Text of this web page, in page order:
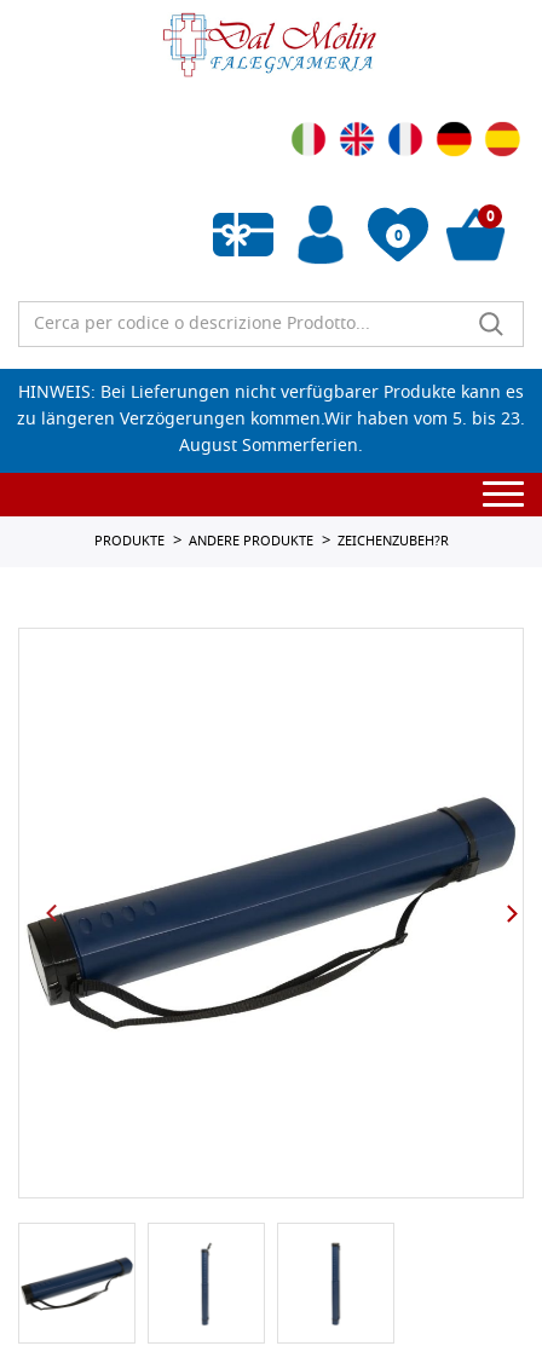
0
Wunschliste leeren
0
HINWEIS: Bei Lieferungen nicht verfügbarer Produkte kann es
zu längeren Verzögerungen kommen.Wir haben vom 5. bis 23.
August Sommerferien.
PRODUKTE ANDERE PRODUKTE ZEICHENZUBEH?R